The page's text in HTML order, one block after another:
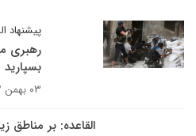
پیشنهاد
رهبری
بسپارید
۰۳ بهمن ۱۳۹۲
القاعده: بر مناطق